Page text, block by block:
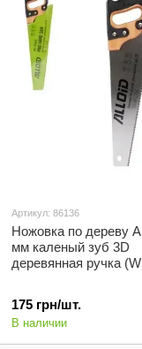
Артикул: 86136
Ножовка по дереву
мм каленый зуб 3D
деревянная ручка
175 грн/шт.
В наличии